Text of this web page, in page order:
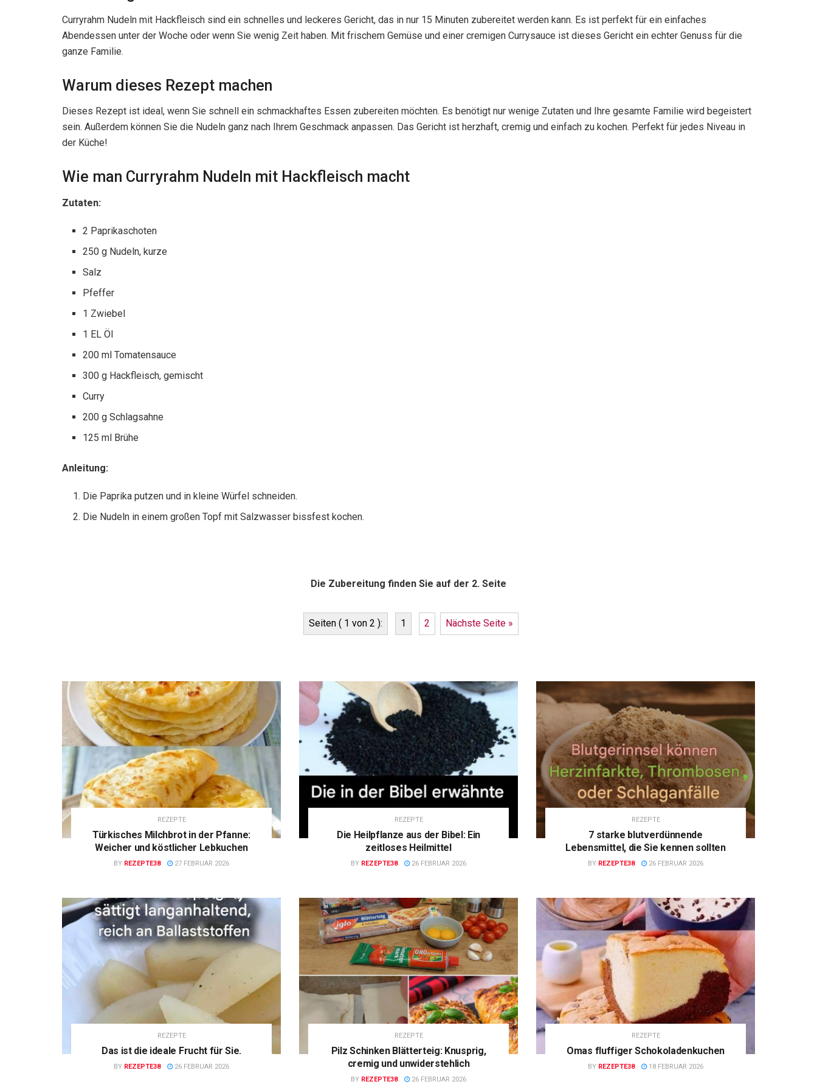
Curryrahm Nudeln mit Hackfleisch sind ein schnelles und leckeres Gericht, das in nur 15 Minuten zubereitet werden kann. Es ist perfekt für ein einfaches
Abendessen unter der Woche oder wenn Sie wenig Zeit haben. Mit frischem Gemüse und einer cremigen Currysauce ist dieses Gericht ein echter Genuss für die
ganze Familie.
Warum dieses Rezept machen
Dieses Rezept ist ideal, wenn Sie schnell ein schmackhaftes Essen zubereiten möchten. Es benötigt nur wenige Zutaten und Ihre gesamte Familie wird begeistert
sein. Außerdem können Sie die Nudeln ganz nach Ihrem Geschmack anpassen. Das Gericht ist herzhaft, cremig und einfach zu kochen. Perfekt für jedes Niveau in
der Küche!
Wie man Curryrahm Nudeln mit Hackfleisch macht
Zutaten:
2 Paprikaschoten
250 g Nudeln, kurze
Salz
Pfeffer
1 Zwiebel
1 EL Öl
200 ml Tomatensauce
300 g Hackfleisch, gemischt
Curry
200 g Schlagsahne
125 ml Brühe
Anleitung:
Die Paprika putzen und in kleine Würfel schneiden.
Die Nudeln in einem großen Topf mit Salzwasser bissfest kochen.
Die Zubereitung finden Sie auf der 2. Seite
Seiten ( 1 von 2 ): 1 2 Nächste Seite »
REZEPTE
Türkisches Milchbrot in der Pfanne:
Weicher und köstlicher Lebkuchen
BY REZEPTE38 27 FEBRUAR 2026
REZEPTE
Die Heilpflanze aus der Bibel: Ein
zeitloses Heilmittel
BY REZEPTE38 26 FEBRUAR 2026
REZEPTE
7 starke blutverdünnende
Lebensmittel, die Sie kennen sollten
BY REZEPTE38 26 FEBRUAR 2026
REZEPTE
Das ist die ideale Frucht für Sie.
BY REZEPTE38 26 FEBRUAR 2026
REZEPTE
Pilz Schinken Blätterteig: Knusprig,
cremig und unwiderstehlich
BY REZEPTE38 26 FEBRUAR 2026
REZEPTE
Omas fluffiger Schokoladenkuchen
BY REZEPTE38 18 FEBRUAR 2026